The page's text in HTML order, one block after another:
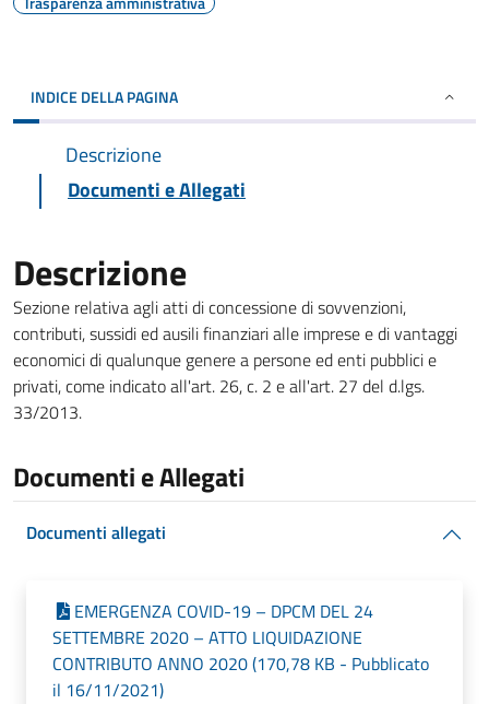
INDICE DELLA PAGINA
Descrizione
Documenti e Allegati
Descrizione
Sezione relativa agli atti di concessione di sovvenzioni,
contributi, sussidi ed ausili finanziari alle imprese e di vantaggi
economici di qualunque genere a persone ed enti pubblici e
privati, come indicato all'art. 26, c. 2 e all'art. 27 del d.lgs.
33/2013.
Documenti e Allegati
Documenti allegati
EMERGENZA COVID-19 – DPCM DEL 24
SETTEMBRE 2020 – ATTO LIQUIDAZIONE
CONTRIBUTO ANNO 2020 (170,78 KB - Pubblicato
il 16/11/2021)